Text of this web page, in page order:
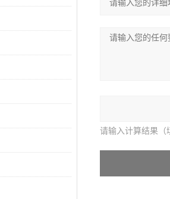
请输入计算结果（